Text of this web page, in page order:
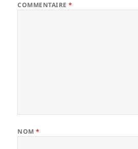
COMMENTAIRE*
NOM*